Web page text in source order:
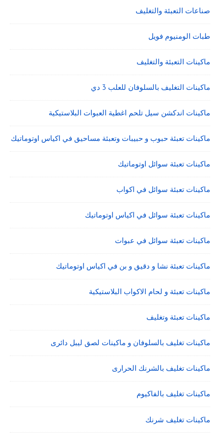
صناعات التعبئة والتغليف
طبات الومنيوم فويل
ماكينات التعبئة والتغليف
ماكينات التغليف بالسلوفان للعلب 3 دي
ماكينات اندكشن سيل تلحم اغطية العبوات البلاستيكية
ماكينات تعبئة حبوب و حبيبات وتعبئة مساحيق في اكياس اوتوماتيك
ماكينات تعبئة سوائل اوتوماتيك
ماكينات تعبئة سوائل في اكواب
ماكينات تعبئة سوائل في اكياس اوتوماتيك
ماكينات تعبئة سوائل في عبوات
ماكينات تعبئة نشا و دقيق و بن في اكياس اوتوماتيك
ماكينات تعبئة و لحام الاكواب البلاستيكية
ماكينات تعبئة وتغليف
ماكينات تغليف بالسلوفان و ماكينات لصق ليبل دائرى
ماكينات تغليف بالشرنك الحرارى
ماكينات تغليف بالفاكيوم
ماكينات تغليف شرنك